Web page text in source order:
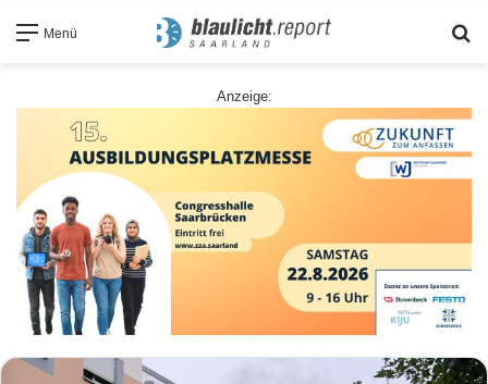
Menü
Anzeige: